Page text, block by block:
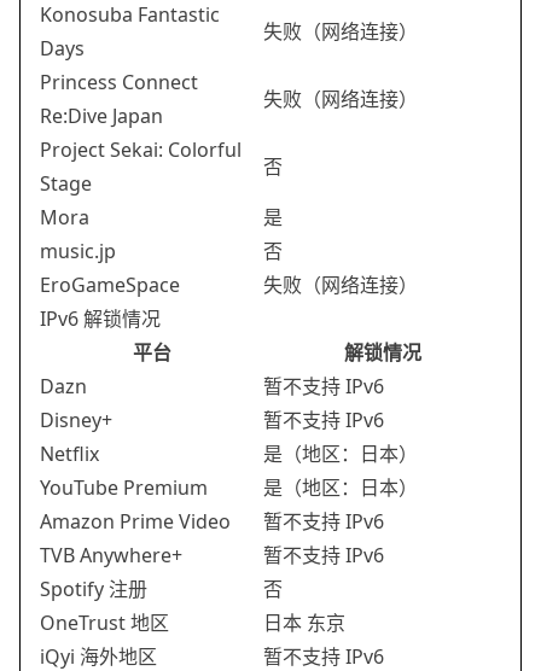
Konosuba Fantastic
Days
失败（网络连接）
Princess Connect
Re:Dive Japan
失败（网络连接）
Project Sekai: Colorful
Stage
否
Mora
是
music.jp
否
EroGameSpace
失败（网络连接）
IPv6 解锁情况
平台
解锁情况
Dazn
暂不支持 IPv6
Disney+
暂不支持 IPv6
Netflix
是（地区：日本）
YouTube Premium
是（地区：日本）
Amazon Prime Video
暂不支持 IPv6
TVB Anywhere+
暂不支持 IPv6
Spotify 注册
否
OneTrust 地区
日本 东京
iQyi 海外地区
暂不支持 IPv6